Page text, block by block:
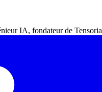
IA, fondateur de Tensoria